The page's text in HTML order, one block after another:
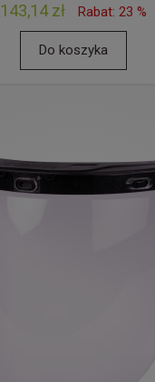
143,14 zł Rabat: 23 %
Do koszyka